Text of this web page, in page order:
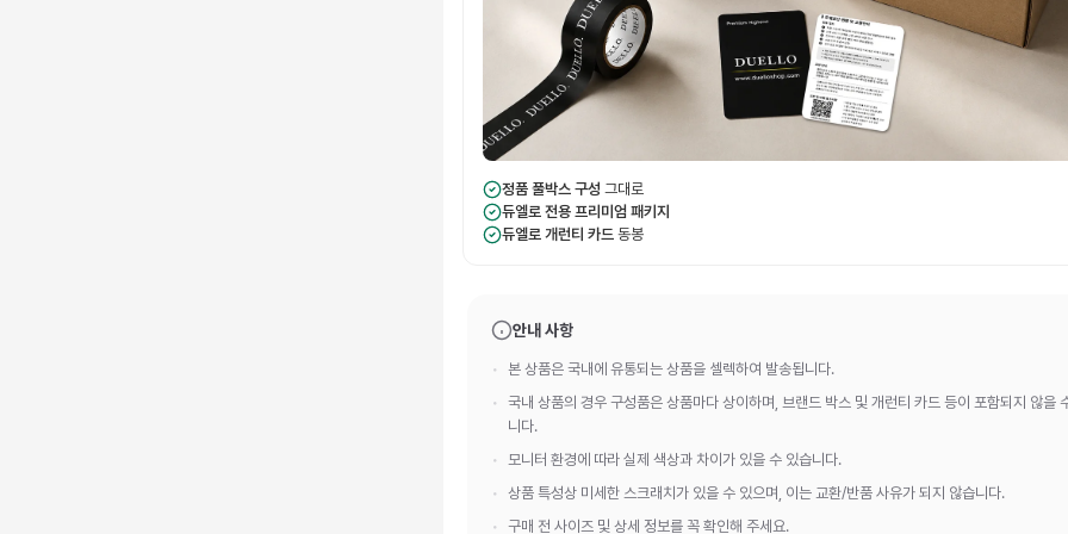
정품 풀박스 구성 그대로
듀엘로 전용 프리미엄 패키지
듀엘로 개런티 카드 동봉
안내 사항
본 상품은 국내에 유통되는 상품을 셀렉하여 발송됩니다.
국내 상품의 경우 구성품은 상품마다 상이하며, 브랜드 박스 및 개런티 카드 등이 포함되지 않을
니다.
모니터 환경에 따라 실제 색상과 차이가 있을 수 있습니다.
상품 특성상 미세한 스크래치가 있을 수 있으며, 이는 교환/반품 사유가 되지 않습니다.
구매 전 사이즈 및 상세 정보를 꼭 확인해 주세요.